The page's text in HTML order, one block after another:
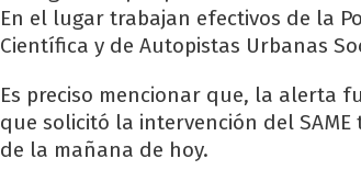
En el lugar trabajan efectivos de la
Científica y de Autopistas Urbanas
Es preciso mencionar que, la alerta
que solicitó la intervención del
de la mañana de hoy.